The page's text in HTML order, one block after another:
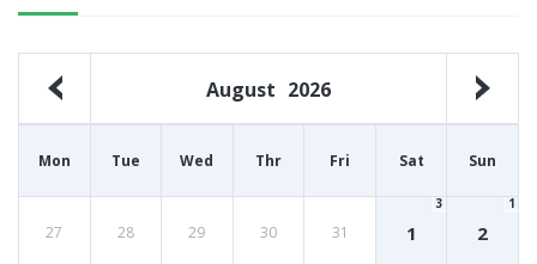
August 2026
Mon Tue Wed Thr Fri Sat Sun
27 28 29 30 31 1
3
2
1